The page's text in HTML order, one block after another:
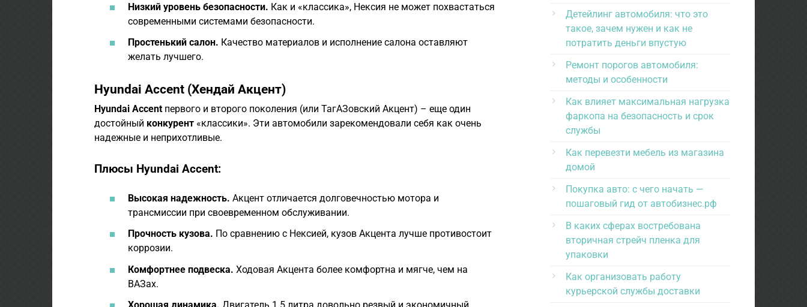
Низкий уровень безопасности. Как и «классика», Нексия не может похвастаться
современными системами безопасности.
Простенький салон. Качество материалов и исполнение салона оставляют
желать лучшего.
Hyundai Accent (Хендай Акцент)
Hyundai Accent первого и второго поколения (или ТагАЗовский Акцент) – еще один
достойный конкурент «классики». Эти автомобили зарекомендовали себя как очень
надежные и неприхотливые.
Плюсы Hyundai Accent:
Высокая надежность. Акцент отличается долговечностью мотора и
трансмиссии при своевременном обслуживании.
Прочность кузова. По сравнению с Нексией, кузов Акцента лучше противостоит
коррозии.
Комфортнее подвеска. Ходовая Акцента более комфортна и мягче, чем на
ВАЗах.
Детейлинг автомобиля: что это
такое, зачем нужен и как не
потратить деньги впустую
Ремонт порогов автомобиля:
методы и особенности
Как влияет максимальная нагрузка
фаркопа на безопасность и срок
службы
Как перевезти мебель из магазина
домой
Покупка авто: с чего начать —
пошаговый гид от автобизнес.рф
В каких сферах востребована
вторичная стрейч пленка для
упаковки
Как организовать работу
курьерской службы доставки